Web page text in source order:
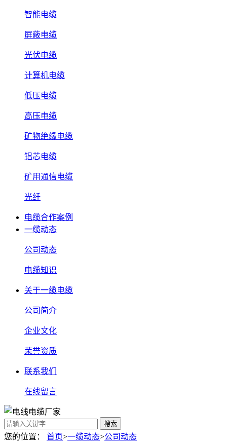
智能电缆
屏蔽电缆
光伏电缆
计算机电缆
低压电缆
高压电缆
矿物绝缘电缆
铝芯电缆
矿用通信电缆
光纤
电缆合作案例
一缆动态
公司动态
电缆知识
关于一缆电缆
公司简介
企业文化
荣誉资质
联系我们
在线留言
搜索
您的位置： 首页>一缆动态>公司动态